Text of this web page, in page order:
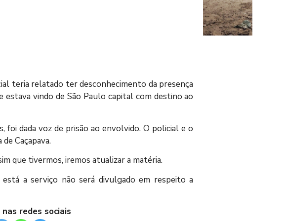
teria relatado ter desconhecimento da presença
estava vindo de São Paulo capital com destino ao
foi dada voz de prisão ao envolvido. O policial e o
Caçapava.
que tivermos, iremos atualizar a matéria.
a serviço não será divulgado em respeito a
redes sociais